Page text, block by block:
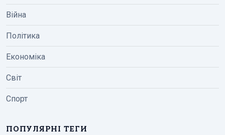
Війна
Політика
Економіка
Світ
Спорт
ПОПУЛЯРНІ ТЕГИ